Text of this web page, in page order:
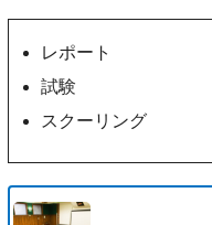
レポート
試験
スクーリング